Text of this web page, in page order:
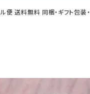
便 送料無料 同梱・ギフト包装